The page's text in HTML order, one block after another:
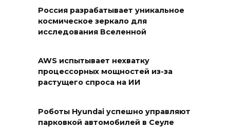
Россия разрабатывает уникальное
космическое зеркало для
исследования Вселенной
AWS испытывает нехватку
процессорных мощностей из-за
растущего спроса на ИИ
Роботы Hyundai успешно управляют
парковкой автомобилей в Сеуле